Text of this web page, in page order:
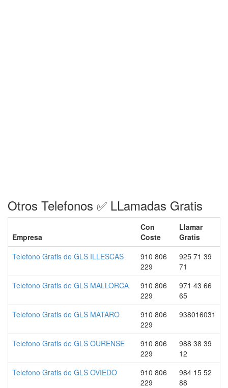
Otros Telefonos ✅ LLamadas Gratis
Empresa
Con
Coste
Llamar
Gratis
Telefono Gratis de GLS ILLESCAS
910 806
229
925 71 39
71
Telefono Gratis de GLS MALLORCA
910 806
229
971 43 66
65
Telefono Gratis de GLS MATARO
910 806
229
938016031
Telefono Gratis de GLS OURENSE
910 806
229
988 38 39
12
Telefono Gratis de GLS OVIEDO
910 806
229
984 15 52
88